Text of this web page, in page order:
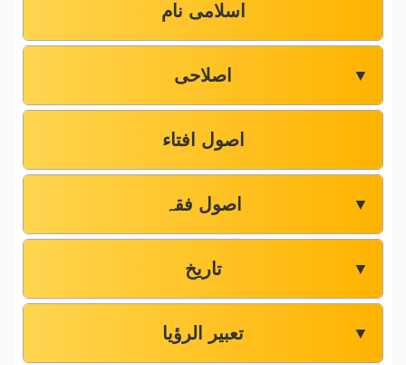
اسلامی نام
اصلاحی ▼
اصول افتاء
اصول فقہ ▼
تاریخ ▼
تعبیر الرؤیا ▼